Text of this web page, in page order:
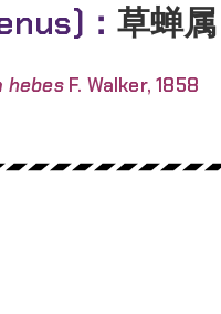
： 草蝉
hebesF. Walker, 1858